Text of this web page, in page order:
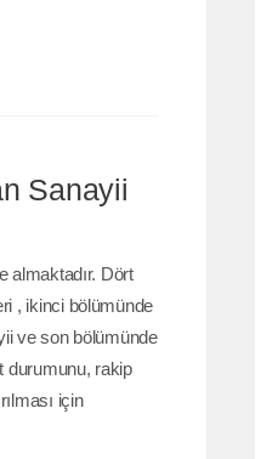
Sanayii
almaktadır. Dört
, ikinci bölümünde
ve son bölümünde
durumunu, rakip
için